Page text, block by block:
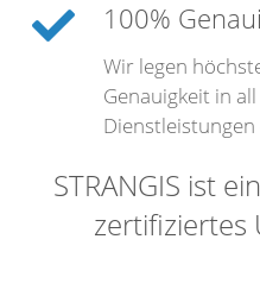
100%
Wir legen
Genauigkeit in
Dienstleistungen
STRANGIS ist
zertifiziertes